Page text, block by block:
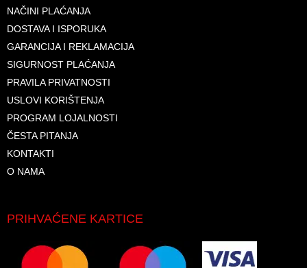
NAČINI PLAĆANJA
DOSTAVA I ISPORUKA
GARANCIJA I REKLAMACIJA
SIGURNOST PLAĆANJA
PRAVILA PRIVATNOSTI
USLOVI KORIŠTENJA
PROGRAM LOJALNOSTI
ČESTA PITANJA
KONTAKTI
O NAMA
PRIHVAĆENE KARTICE